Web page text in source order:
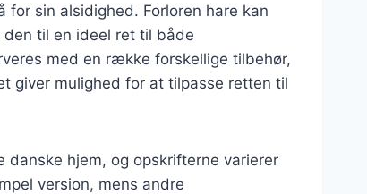
sin alsidighed. Forloren hare kan
til en ideel ret til både
med en række forskellige tilbehør,
giver mulighed for at tilpasse retten til
hjem, og opskrifterne varierer
version, mens andre